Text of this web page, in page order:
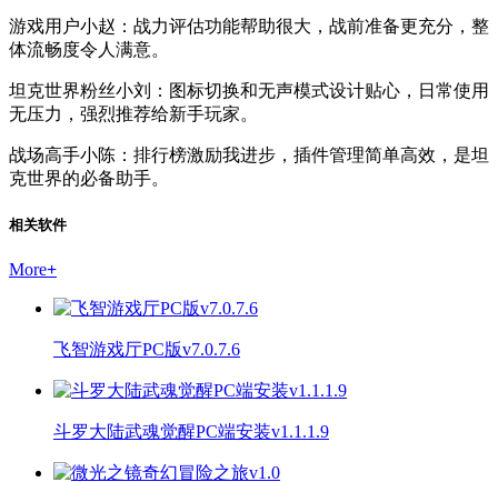
游戏用户小赵：战力评估功能帮助很大，战前准备更充分，整
体流畅度令人满意。
坦克世界粉丝小刘：图标切换和无声模式设计贴心，日常使用
无压力，强烈推荐给新手玩家。
战场高手小陈：排行榜激励我进步，插件管理简单高效，是坦
克世界的必备助手。
相关软件
More+
飞智游戏厅PC版v7.0.7.6
斗罗大陆武魂觉醒PC端安装v1.1.1.9